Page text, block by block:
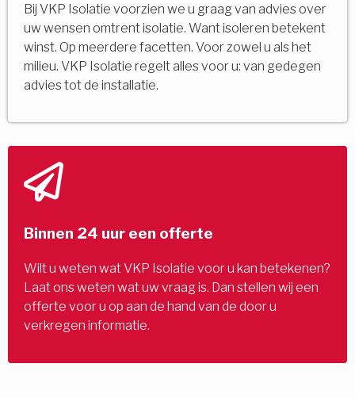
Bij VKP Isolatie voorzien we u graag van advies over
uw wensen omtrent isolatie. Want isoleren betekent
winst. Op meerdere facetten. Voor zowel u als het
milieu. VKP Isolatie regelt alles voor u: van gedegen
advies tot de installatie.
Binnen 24 uur een offerte
Wilt u weten wat VKP Isolatie voor u kan betekenen?
Laat ons weten wat uw vraag is. Dan stellen wij een
offerte voor u op aan de hand van de door u
verkregen informatie.